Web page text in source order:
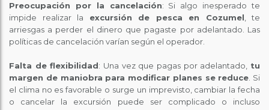
Preocupación por la cancelación: Si algo inesperado te
impide realizar la excursión de pesca en Cozumel, te
arriesgas a perder el dinero que pagaste por adelantado. Las
políticas de cancelación varían según el operador.
Falta de flexibilidad: Una vez que pagas por adelantado, tu
margen de maniobra para modificar planes se reduce. Si
el clima no es favorable o surge un imprevisto, cambiar la fecha
o cancelar la excursión puede ser complicado o incluso